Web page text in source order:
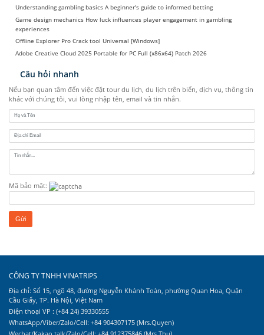
Understanding gambling basics A beginner's guide to informed betting
Game design mechanics How luck influences player engagement in gambling
experiences
Offline Explorer Pro Crack tool Universal [Windows]
Adobe Creative Cloud 2025 Portable for PC Full (x86x64) Patch 2026
Câu hỏi nhanh
Nếu bạn quan tâm đến việc đặt tour du lịch, du lịch trên biển, dịch vụ, thông tin
khác với chúng tôi, vui lòng nhập tên, email và tin nhắn.
Mã bảo mật:
CÔNG TY TNHH VINATRIPS
Địa chỉ: Số 15, ngõ 48, đường Nguyễn Khánh Toàn, phường Quan Hoa, Quận
Cầu Giấy, TP. Hà Nội, Việt Nam
Điện thoại VP : (+84 24) 39330555
WhatsApp/Viber/Zalo/Cell: +84 904307175 (Mrs.Quyen)